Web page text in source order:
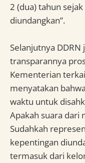
2 (dua) tahun
diundangkan”.
Selanjutnya
transparannya
Kementerian
menyatakan
waktu untuk
Apakah suara dari
Sudahkah
kepentingan
termasuk dari